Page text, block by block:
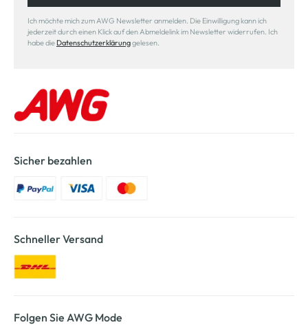
Ich möchte mich zum AWG Newsletter anmelden. Die Einwilligung kann ich
jederzeit durch einen Klick auf den Abmeldelink im Newsletter widerrufen. Ich
habe die Datenschutzerklärunggelesen.
Sicher bezahlen
Schneller Versand
Folgen Sie AWG Mode